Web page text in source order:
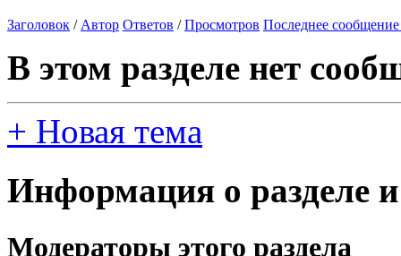
Заголовок / Автор Ответов /Просмотров Последнее сообщение
В этом разделе нет
+ Новая тема
Информация о разделе
Модераторы этого раздела